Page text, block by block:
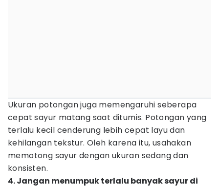
Ukuran potongan juga memengaruhi seberapa
cepat sayur matang saat ditumis. Potongan yang
terlalu kecil cenderung lebih cepat layu dan
kehilangan tekstur. Oleh karena itu, usahakan
memotong sayur dengan ukuran sedang dan
konsisten.
4. Jangan menumpuk terlalu banyak sayur di